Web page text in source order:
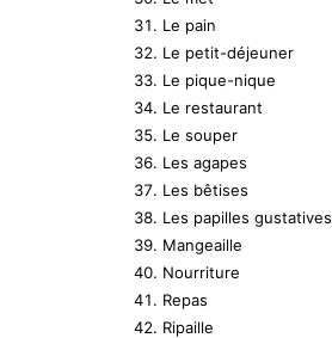
Le pain
Le petit-déjeuner
Le pique-nique
Le restaurant
Le souper
Les agapes
Les bêtises
Les papilles gustatives
Mangeaille
Nourriture
Repas
Ripaille